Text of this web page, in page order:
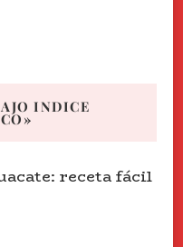
INDICE
receta fácil